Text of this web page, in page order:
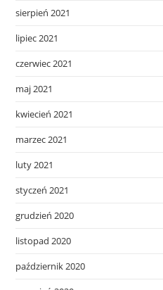
sierpień 2021
lipiec 2021
czerwiec 2021
maj 2021
kwiecień 2021
marzec 2021
luty 2021
styczeń 2021
grudzień 2020
listopad 2020
październik 2020